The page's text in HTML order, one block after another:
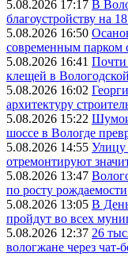
5.08.2026 17:17 В
благоустройству на
5.08.2026 16:50
современным парком
5.08.2026 16:41 Почти
клещей в
5.08.2026 16:02
архитектуру
5.08.2026 15:22
шоссе в Вологде
5.08.2026 14:55 Улицу
отремонтируют
5.08.2026 13:47
по росту рождаемости
5.08.2026 13:05 В
пройдут во всех
5.08.2026 12:37 26
вологжане через чат-